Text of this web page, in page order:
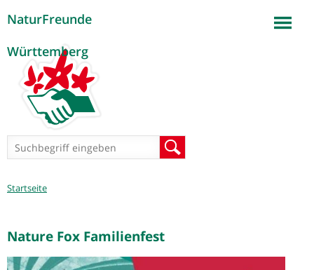
NaturFreunde
Württemberg
Suchformular
Sie
Startseite
Nature Fox Familienfest